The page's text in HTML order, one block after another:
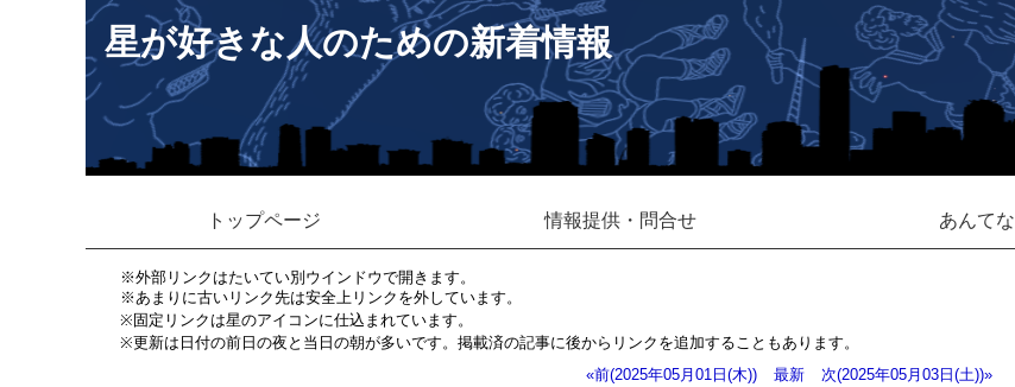
星が好きな人のための新着情報
トップページ 情報提供・問合せ あんてな
※外部リンクはたいてい別ウインドウで開きます。
※あまりに古いリンク先は安全上リンクを外しています。
※固定リンクは星のアイコンに仕込まれています。
※更新は日付の前日の夜と当日の朝が多いです。掲載済の記事に後からリンクを追加することもあります。
«前(2025年05月01日(木))
最新 次(2025年05月03日(土))»